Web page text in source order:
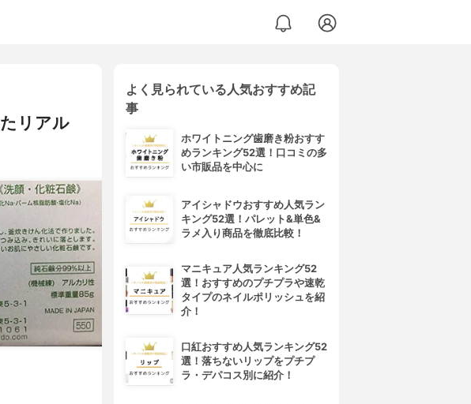
リアル
よく見られている人気おすすめ記
事
ホワイトニング歯磨き粉おすす
めランキング52選！口コミの多
い市販品を中心に
アイシャドウおすすめ人気ラン
キング52選！パレット&単色&
ラメ入り商品を徹底比較！
マニキュア人気ランキング52
選！おすすめのプチプラや速乾
タイプのネイルポリッシュを紹
介！
口紅おすすめ人気ランキング52
選！落ちないリップをプチプ
ラ・デパコス別に紹介！